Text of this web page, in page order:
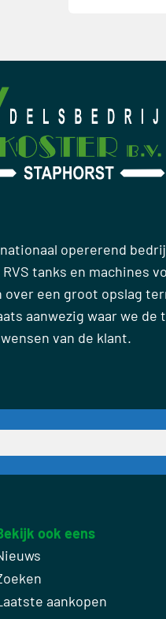
opererend
tanks en machines
een groot opslag
aanwezig waar we de
van de klant.
ook eens
aankopen